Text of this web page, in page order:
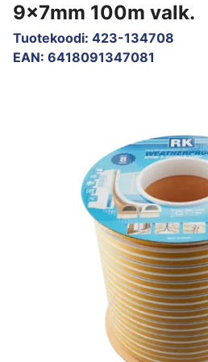
9x7mm 100m valk.
Tuotekoodi: 423-134708
EAN: 6418091347081